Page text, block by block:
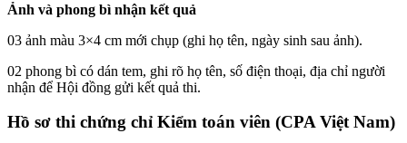
Ảnh và phong bì nhận kết quả
03 ảnh màu 3×4 cm mới chụp (ghi họ tên, ngày sinh sau ảnh).
02 phong bì có dán tem, ghi rõ họ tên, số điện thoại, địa chỉ người
nhận để Hội đồng gửi kết quả thi.
Hồ sơ thi chứng chỉ Kiểm toán viên (CPA Việt Nam)